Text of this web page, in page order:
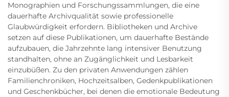
Monographien und Forschungssammlungen, die eine
dauerhafte Archivqualität sowie professionelle
Glaubwürdigkeit erfordern. Bibliotheken und Archive
setzen auf diese Publikationen, um dauerhafte Bestände
aufzubauen, die Jahrzehnte lang intensiver Benutzung
standhalten, ohne an Zugänglichkeit und Lesbarkeit
einzubüßen. Zu den privaten Anwendungen zählen
Familienchroniken, Hochzeitsalben, Gedenkpublikationen
und Geschenkbücher, bei denen die emotionale Bedeutung